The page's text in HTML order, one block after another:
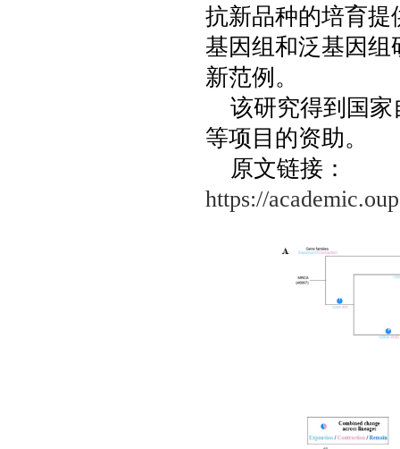
抗新品种的培育提
基因组和泛基因
新范例。
该研究得到国
等项目的资助。
原文链接：
https://